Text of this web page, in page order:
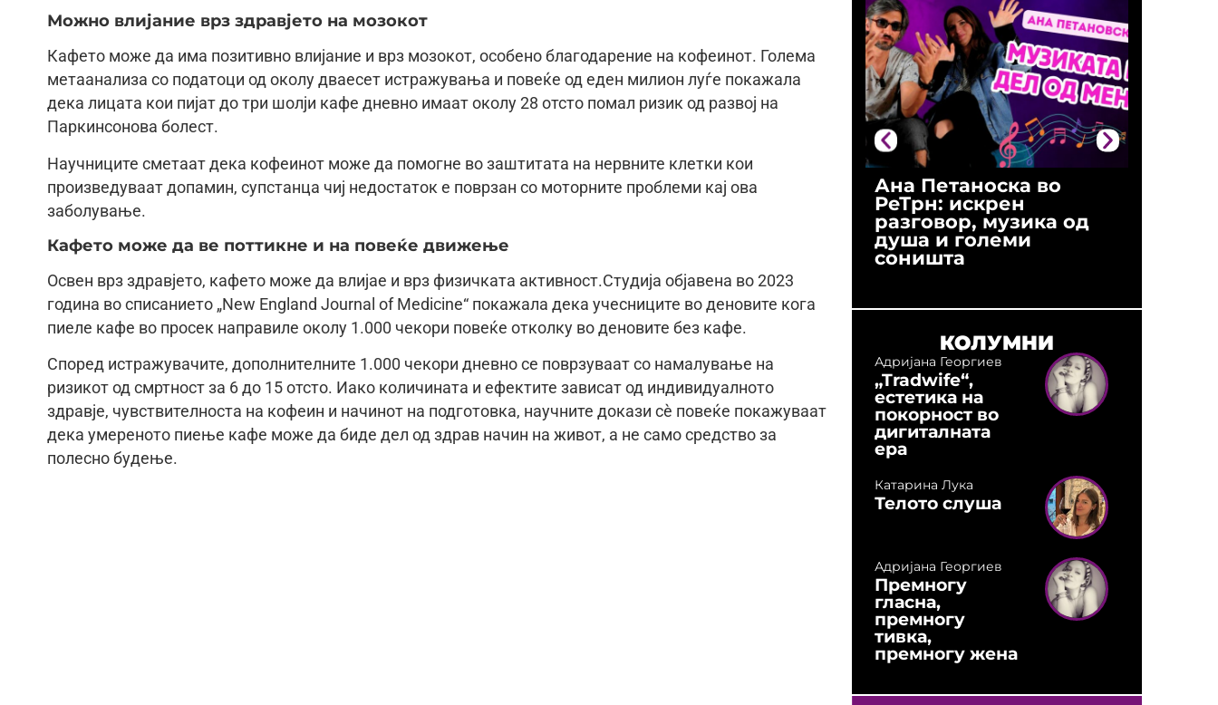
Можно влијание врз здравјето на мозокот
Кафето може да има позитивно влијание и врз мозокот, особено благодарение на кофеинот. Голема
метаанализа со податоци од околу дваесет истражувања и повеќе од еден милион луѓе покажала
дека лицата кои пијат до три шолји кафе дневно имаат околу 28 отсто помал ризик од развој на
Паркинсонова болест.
Научниците сметаат дека кофеинот може да помогне во заштитата на нервните клетки кои
произведуваат допамин, супстанца чиј недостаток е поврзан со моторните проблеми кај ова
заболување.
Кафето може да ве поттикне и на повеќе движење
Освен врз здравјето, кафето може да влијае и врз физичката активност.Студија објавена во 2023
година во списанието „New England Journal of Medicine“ покажала дека учесниците во деновите кога
пиеле кафе во просек направиле околу 1.000 чекори повеќе отколку во деновите без кафе.
Според истражувачите, дополнителните 1.000 чекори дневно се поврзуваат со намалување на
ризикот од смртност за 6 до 15 отсто. Иако количината и ефектите зависат од индивидуалното
здравје, чувствителноста на кофеин и начинот на подготовка, научните докази сè повеќе покажуваат
дека умереното пиење кафе може да биде дел од здрав начин на живот, а не само средство за
полесно будење.
Ана Петаноска во
РеТрн: искрен
разговор, музика од
душа и големи
соништа
КОЛУМНИ
Адријана Георгиев
„Tradwife“,
естетика на
покорност во
дигиталната
ера
Катарина Лука
Телото слуша
Адријана Георгиев
Премногу
гласна,
премногу
тивка,
премногу жена